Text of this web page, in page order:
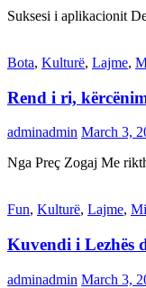
Suksesi i aplikacionit
Bota, Kulturë, Lajme,
Rend i ri,
adminadmin March 3,
Nga Preç Zogaj Me
Fun, Kulturë, Lajme,
Kuvendi i Lezhës
adminadmin March 3,